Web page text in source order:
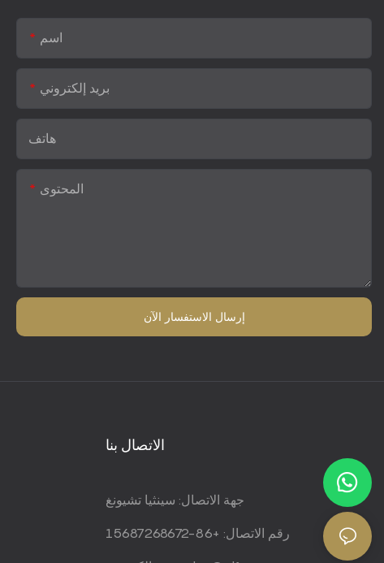
اسم
بريد إلكتروني
هاتف
المحتوى
إرسال الاستفسار الآن
الاتصال بنا
جهة الاتصال: سينثيا تشيونغ
رقم الاتصال: +86-15687268672